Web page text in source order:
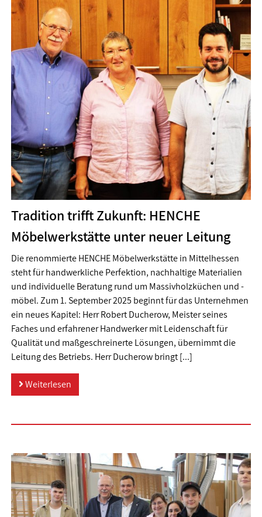
Tradition trifft Zukunft: HENCHE
Möbelwerkstätte unter neuer Leitung
Die renommierte HENCHE Möbelwerkstätte in Mittelhessen
steht für handwerkliche Perfektion, nachhaltige Materialien
und individuelle Beratung rund um Massivholzküchen und -
möbel. Zum 1. September 2025 beginnt für das Unternehmen
ein neues Kapitel: Herr Robert Ducherow, Meister seines
Faches und erfahrener Handwerker mit Leidenschaft für
Qualität und maßgeschreinerte Lösungen, übernimmt die
Leitung des Betriebs. Herr Ducherow bringt [...]
Weiterlesen